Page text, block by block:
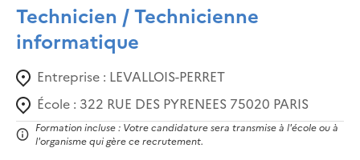
Technicien / Technicienne
informatique
Entreprise : LEVALLOIS-PERRET
École : 322 RUE DES PYRENEES 75020 PARIS
Formation incluse : Votre candidature sera transmise à l'école ou à
l'organisme qui gère ce recrutement.